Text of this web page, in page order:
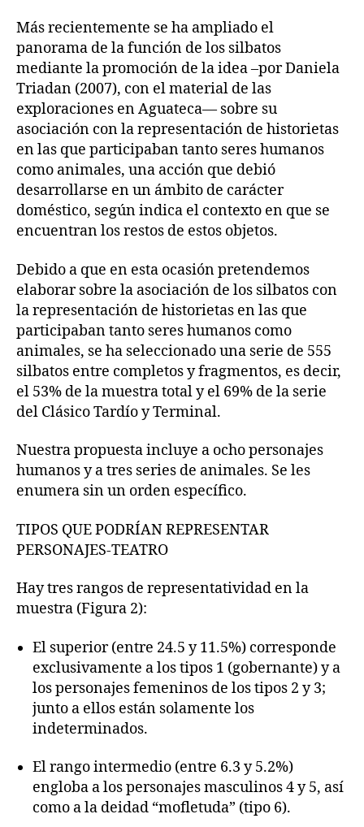
Más recientemente se ha ampliado el
panorama de la función de los silbatos
mediante la promoción de la idea –por Daniela
Triadan (2007), con el material de las
exploraciones en Aguateca— sobre su
asociación con la representación de historietas
en las que participaban tanto seres humanos
como animales, una acción que debió
desarrollarse en un ámbito de carácter
doméstico, según indica el contexto en que se
encuentran los restos de estos objetos.
Debido a que en esta ocasión pretendemos
elaborar sobre la asociación de los silbatos con
la representación de historietas en las que
participaban tanto seres humanos como
animales, se ha seleccionado una serie de 555
silbatos entre completos y fragmentos, es decir,
el 53% de la muestra total y el 69% de la serie
del Clásico Tardío y Terminal.
Nuestra propuesta incluye a ocho personajes
humanos y a tres series de animales. Se les
enumera sin un orden específico.
TIPOS QUE PODRÍAN REPRESENTAR
PERSONAJES-TEATRO
Hay tres rangos de representatividad en la
muestra (Figura 2):
El superior (entre 24.5 y 11.5%) corresponde
exclusivamente a los tipos 1 (gobernante) y a
los personajes femeninos de los tipos 2 y 3;
junto a ellos están solamente los
indeterminados.
El rango intermedio (entre 6.3 y 5.2%)
engloba a los personajes masculinos 4 y 5, así
como a la deidad “mofletuda” (tipo 6).